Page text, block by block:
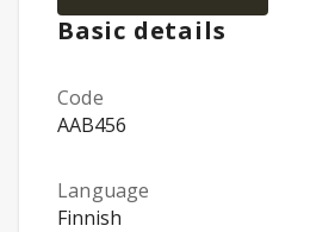
Basic details
Code
AAB456
Language
Finnish